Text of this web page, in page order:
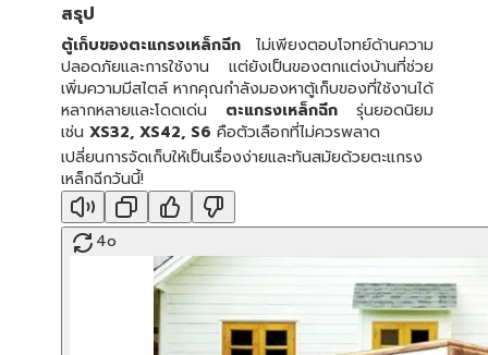
สรุป
ตู้เก็บของตะแกรงเหล็กฉีก ไม่เพียงตอบโจทย์ด้านความ
ปลอดภัยและการใช้งาน แต่ยังเป็นของตกแต่งบ้านที่ช่วย
เพิ่มความมีสไตล์ หากคุณกำลังมองหาตู้เก็บของที่ใช้งานได้
หลากหลายและโดดเด่น ตะแกรงเหล็กฉีก รุ่นยอดนิยม
เช่น XS32, XS42, S6 คือตัวเลือกที่ไม่ควรพลาด
เปลี่ยนการจัดเก็บให้เป็นเรื่องง่ายและทันสมัยด้วยตะแกรง
เหล็กฉีกวันนี้!
4o